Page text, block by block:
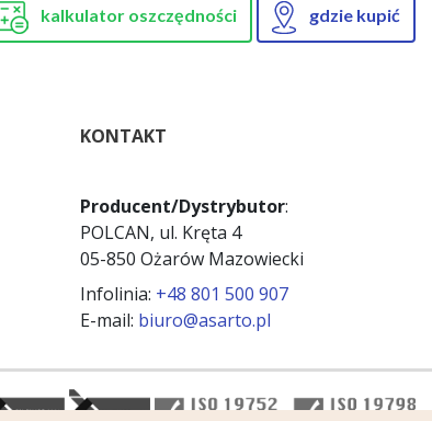
kalkulator oszczędności gdzie kupić
KONTAKT
Producent/Dystrybutor:
POLCAN, ul. Kręta 4
05-850 Ożarów Mazowiecki
Infolinia: +48 801 500 907
E-mail: biuro@asarto.pl